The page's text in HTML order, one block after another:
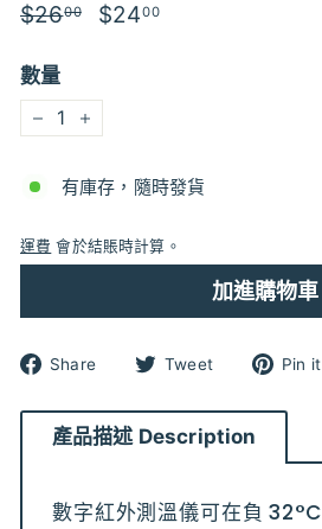
特
$2600$26.00
特
$2400$24.00
數量
− +
有庫存，隨時發貨
運費 會於結賬時計算。
加進購物車
Share
到
Facebook
Tweet
到
Twitter
Pin it
產品描述 Description
數字紅外測溫儀可在負 32°C